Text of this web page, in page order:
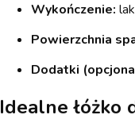
Wykończenie:
Powierzchnia
Dodatki
Idealne łóżko